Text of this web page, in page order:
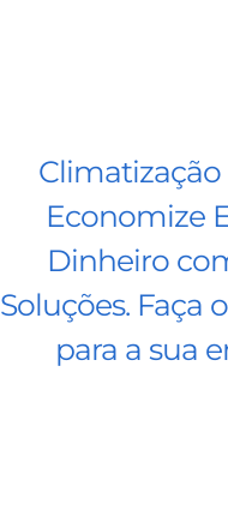
Climatização
Economize
Dinheiro
Soluções. Faça
para a sua